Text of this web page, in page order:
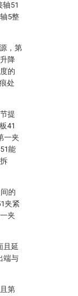
轴51
5整
，第
降
的
处
提
41
一夹
能
的
夹紧
夹
且延
端与
第